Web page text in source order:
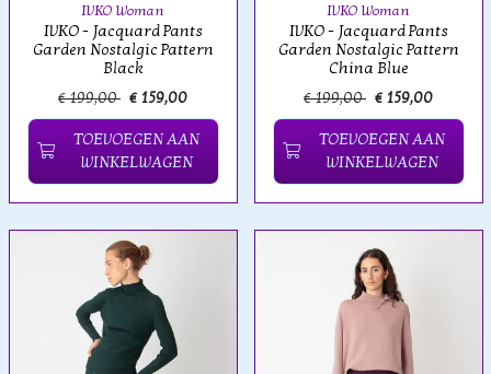
IVKO Woman
IVKO - Jacquard Pants
Garden Nostalgic Pattern
Black
€ 199,00 € 159,00
TOEVOEGEN AAN
WINKELWAGEN
IVKO Woman
IVKO - Jacquard Pants
Garden Nostalgic Pattern
China Blue
€ 199,00 € 159,00
TOEVOEGEN AAN
WINKELWAGEN